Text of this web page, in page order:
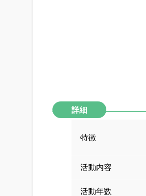
詳細
特徴
活動内容
活動年数